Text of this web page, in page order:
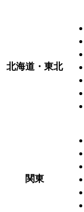
北海道・東北
関東